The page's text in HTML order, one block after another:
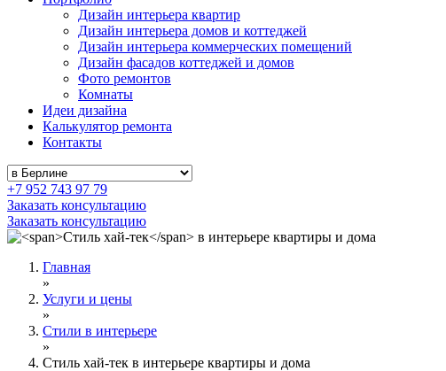
Дизайн интерьера квартир
Дизайн интерьера домов и коттеджей
Дизайн интерьера коммерческих помещений
Дизайн фасадов коттеджей и домов
Фото ремонтов
Комнаты
Идеи дизайна
Калькулятор ремонта
Контакты
+7 952 743 97 79
Заказать консультацию
Заказать консультацию
Главная
»
Услуги и цены
»
Стили в интерьере
»
Стиль хай-тек в интерьере квартиры и дома